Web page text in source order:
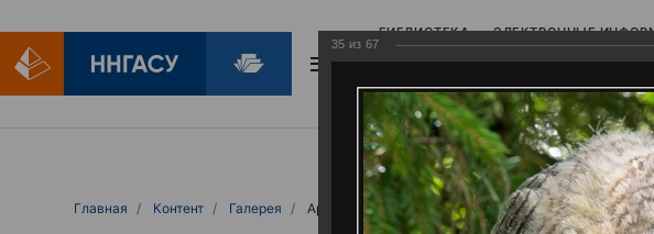
БИБЛИОТЕКА ЭЛЕКТРОННЫЕ
БИБЛИОПОМОЩЬ
Главная Контент Галерея Артемовские луга – жемчужина Нижегородского Поволжья
35 из 67